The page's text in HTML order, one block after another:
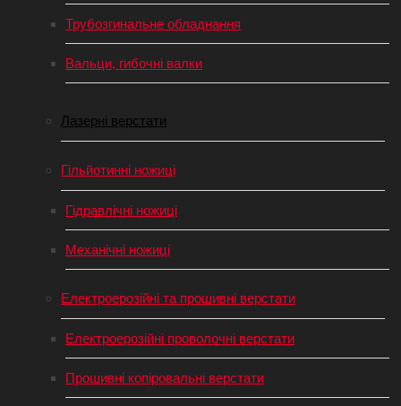
Трубозгинальне обладнання
Вальци, гибочні валки
Лазерні верстати
Гільйотинні ножиці
Гідравлічні ножиці
Механічні ножиці
Електроерозійні та прошивні верстати
Електроерозійні проволочні верстати
Прошивні копіровальні верстати